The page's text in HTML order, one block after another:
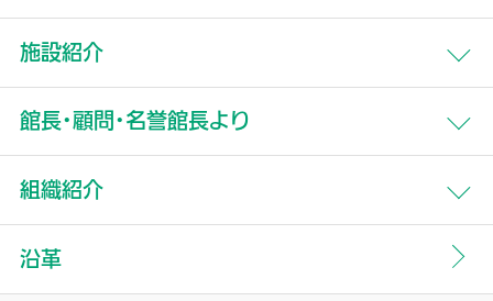
施設紹介
館長・顧問・名誉館長より
永田和宏プロフィール
組織紹介
沿革